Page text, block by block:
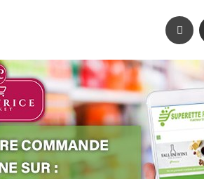
مشاركة عبر البريد